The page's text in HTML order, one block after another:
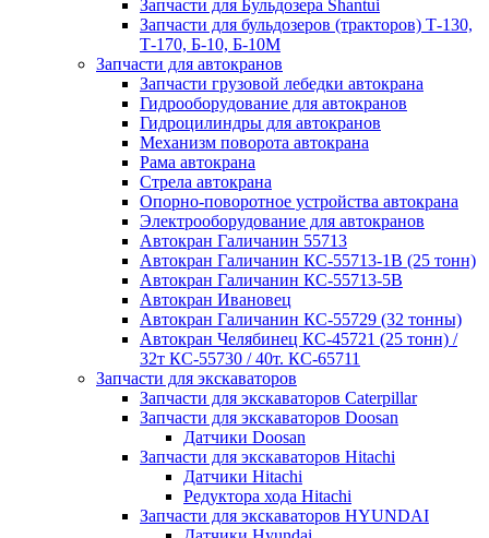
Запчасти для Бульдозера Shantui
Запчасти для бульдозеров (тракторов) Т-130,
Т-170, Б-10, Б-10М
Запчасти для автокранов
Запчасти грузовой лебедки автокрана
Гидрооборудование для автокранов
Гидроцилиндры для автокранов
Механизм поворота автокрана
Рама автокрана
Стрела автокрана
Опорно-поворотное устройства автокрана
Электрооборудование для автокранов
Автокран Галичанин 55713
Автокран Галичанин КС-55713-1В (25 тонн)
Автокран Галичанин КС-55713-5В
Автокран Ивановец
Автокран Галичанин КС-55729 (32 тонны)
Автокран Челябинец КС-45721 (25 тонн) /
32т КС-55730 / 40т. КС-65711
Запчасти для экскаваторов
Запчасти для экскаваторов Caterpillar
Запчасти для экскаваторов Doosan
Датчики Doosan
Запчасти для экскаваторов Hitachi
Датчики Hitachi
Редуктора хода Hitachi
Запчасти для экскаваторов HYUNDAI